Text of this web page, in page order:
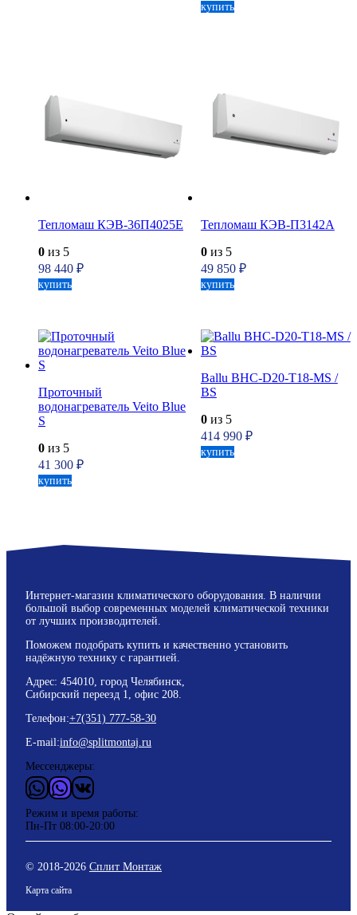
купить
Тепломаш КЭВ-36П4025Е
0 из 5
98 440 ₽
купить
Тепломаш КЭВ-П3142А
0из 5
49 850 ₽
купить
Проточный
водонагреватель Veito Blue
S
0 из 5
41 300 ₽
купить
Ballu BHC-D20-T18-MS /
BS
0из 5
414 990 ₽
купить
Интернет-магазин климатического оборудования. В наличии
большой выбор современных моделей климатической техники
от лучших производителей.
Поможем подобрать купить и качественно установить
надёжную технику с гарантией.
Адрес: 454010, город Челябинск,
Сибирский переезд 1, офис 208.
Телефон:+7(351) 777-58-30
E-mail:info@splitmontaj.ru
Мессенджеры:
WhatsApp
ViderВКонтакте
Режим и время работы:
Пн-Пт 08:00-20:00
© 2018-2026 Сплит Монтаж
Карта сайта